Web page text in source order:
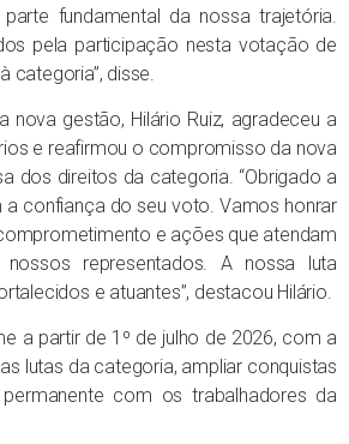
fundamental da nossa trajetória.
pela participação nesta votação de
categoria”, disse.
nova gestão, Hilário Ruiz, agradeceu a
e reafirmou o compromisso da nova
dos direitos da categoria. “Obrigado a
confiança do seu voto. Vamos honrar
e ações que atendam
representados. A nossa luta
e atuantes”, destacou Hilário.
a partir de 1º de julho de 2026, com a
lutas da categoria, ampliar conquistas
com os trabalhadores da